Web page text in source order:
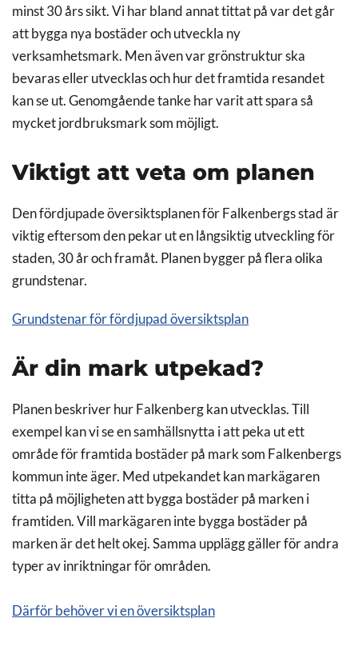
minst 30 års sikt. Vi har bland annat tittat på var det går
att bygga nya bostäder och utveckla ny
verksamhetsmark. Men även var grönstruktur ska
bevaras eller utvecklas och hur det framtida resandet
kan se ut. Genomgående tanke har varit att spara så
mycket jordbruksmark som möjligt.
Viktigt att veta om planen
Den fördjupade översiktsplanen för Falkenbergs stad är
viktig eftersom den pekar ut en långsiktig utveckling för
staden, 30 år och framåt. Planen bygger på flera olika
grundstenar.
Grundstenar för fördjupad översiktsplan
Är din mark utpekad?
Planen beskriver hur Falkenberg kan utvecklas. Till
exempel kan vi se en samhällsnytta i att peka ut ett
område för framtida bostäder på mark som Falkenbergs
kommun inte äger. Med utpekandet kan markägaren
titta på möjligheten att bygga bostäder på marken i
framtiden. Vill markägaren inte bygga bostäder på
marken är det helt okej. Samma upplägg gäller för andra
typer av inriktningar för områden.
Därför behöver vi en översiktsplan